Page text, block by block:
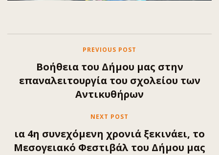
PREVIOUS POST
Βοήθεια του Δήμου μας στην
επαναλειτουργία του σχολείου των
Αντικυθήρων
NEXT POST
ια 4η συνεχόμενη χρονιά ξεκινάει, το
Μεσογειακό Φεστιβάλ του Δήμου μας